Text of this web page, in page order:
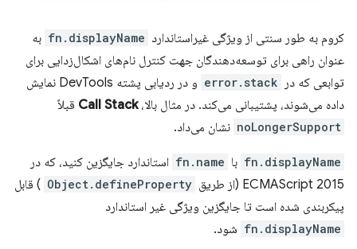
کروم به طور سنتی از ویژگی غیراستاندارد fn.displayName به
عنوان راهی برای توسعه‌دهندگان جهت کنترل نام‌های اشکال‌زدایی برای
توابعی که در
error.stack
و در ردیابی پشته DevTools نمایش
داده می‌شوند، پشتیبانی می‌کند. در مثال بالا،Call Stack قبلاً
noLongerSupport نشان می‌داد.
fn.displayName با fn.name استاندارد جایگزین کنید، که در
ECMAScript 2015 (از طریق
Object.defineProperty ) قابل
پیکربندی شده است تا جایگزین ویژگی غیر استاندارد
fn.displayName شود.